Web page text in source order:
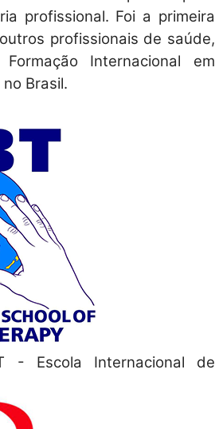
profissional. Foi a primeira
profissionais de saúde,
Internacional em
Brasil.
- Escola Internacional de